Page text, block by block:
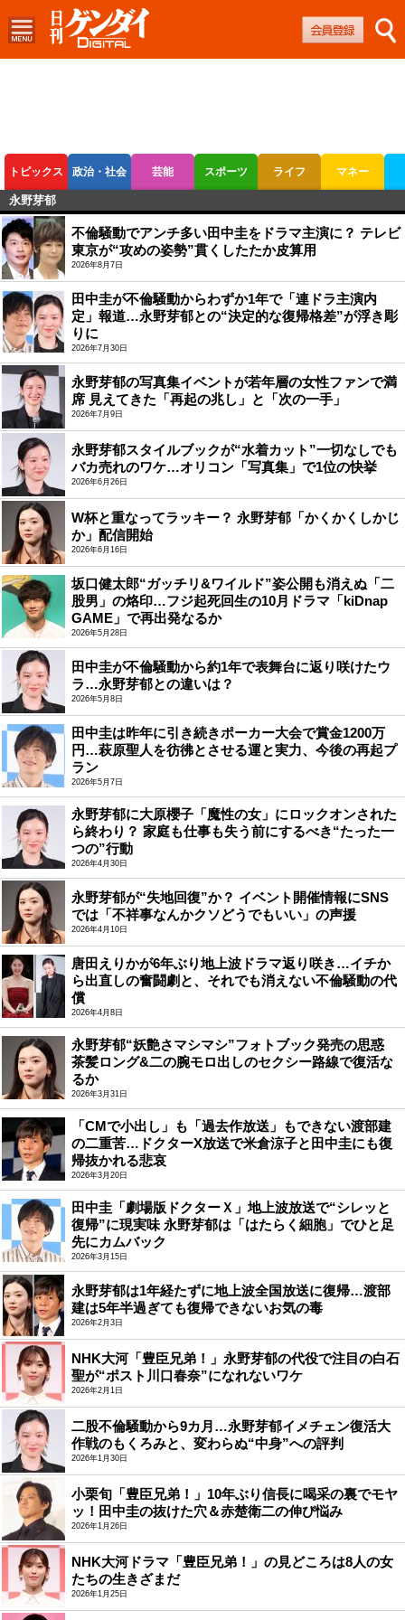
トピックス 政治・社会 芸能 スポーツ ライフ マネー
ボートレース
永野芽郁
不倫騒動でアンチ多い田中圭をドラマ主演に？ テレビ
東京が“攻めの姿勢”貫くしたたか皮算用
2026年8月7日
田中圭が不倫騒動からわずか1年で「連ドラ主演内
定」報道…永野芽郁との“決定的な復帰格差”が浮き彫
りに
2026年7月30日
永野芽郁の写真集イベントが若年層の女性ファンで満
席 見えてきた「再起の兆し」と「次の一手」
2026年7月9日
永野芽郁スタイルブックが“水着カット”一切なしでも
バカ売れのワケ…オリコン「写真集」で1位の快挙
2026年6月26日
W杯と重なってラッキー？ 永野芽郁「かくかくしかじ
か」配信開始
2026年6月16日
坂口健太郎“ガッチリ&ワイルド”姿公開も消えぬ「二
股男」の烙印…フジ起死回生の10月ドラマ「kiDnap
GAME」で再出発なるか
2026年5月28日
田中圭が不倫騒動から約1年で表舞台に返り咲けたウ
ラ…永野芽郁との違いは？
2026年5月8日
田中圭は昨年に引き続きポーカー大会で賞金1200万
円…萩原聖人を彷彿とさせる運と実力、今後の再起プ
ラン
2026年5月7日
永野芽郁に大原櫻子「魔性の女」にロックオンされた
ら終わり？ 家庭も仕事も失う前にするべき“たった一
つの”行動
2026年4月30日
永野芽郁が“失地回復”か？ イベント開催情報にSNS
では「不祥事なんかクソどうでもいい」の声援
2026年4月10日
唐田えりかが6年ぶり地上波ドラマ返り咲き…イチか
ら出直しの奮闘劇と、それでも消えない不倫騒動の代
償
2026年4月8日
永野芽郁“妖艶さマシマシ”フォトブック発売の思惑
茶髪ロング&二の腕モロ出しのセクシー路線で復活な
るか
2026年3月31日
「CMで小出し」も「過去作放送」もできない渡部建
の二重苦…ドクターX放送で米倉涼子と田中圭にも復
帰抜かれる悲哀
2026年3月20日
田中圭「劇場版ドクターＸ」地上波放送で“シレッと
復帰”に現実味 永野芽郁は「はたらく細胞」でひと足
先にカムバック
2026年3月15日
永野芽郁は1年経たずに地上波全国放送に復帰…渡部
建は5年半過ぎても復帰できないお気の毒
2026年2月3日
NHK大河「豊臣兄弟！」永野芽郁の代役で注目の白石
聖が“ポスト川口春奈”になれないワケ
2026年2月1日
二股不倫騒動から9カ月…永野芽郁イメチェン復活大
作戦のもくろみと、変わらぬ“中身”への評判
2026年1月30日
小栗旬「豊臣兄弟！」10年ぶり信長に喝采の裏でモヤ
ッ！田中圭の抜けた穴＆赤楚衛二の伸び悩み
2026年1月26日
NHK大河ドラマ「豊臣兄弟！」の見どころは8人の女
たちの生きざまだ
2026年1月25日